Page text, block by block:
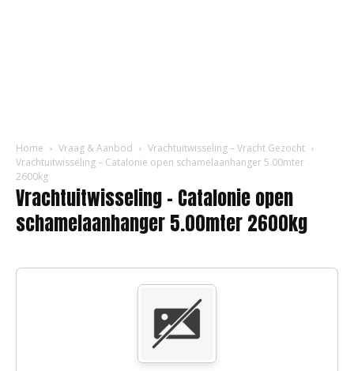
Home Vraag & Aanbod
Vrachtuitwisseling – Vracht Gezocht
Vrachtuitwisseling – Catalonie open schamelaanhanger 5.00mter
2600kg
Vrachtuitwisseling – Catalonie open
schamelaanhanger 5.00mter 2600kg